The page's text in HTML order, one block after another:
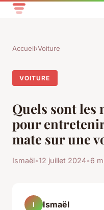
Accueil›Voiture
VOITURE
Quels sont
pour
mate sur une
Ismaël•12 juillet 2024•6
I Ismaël